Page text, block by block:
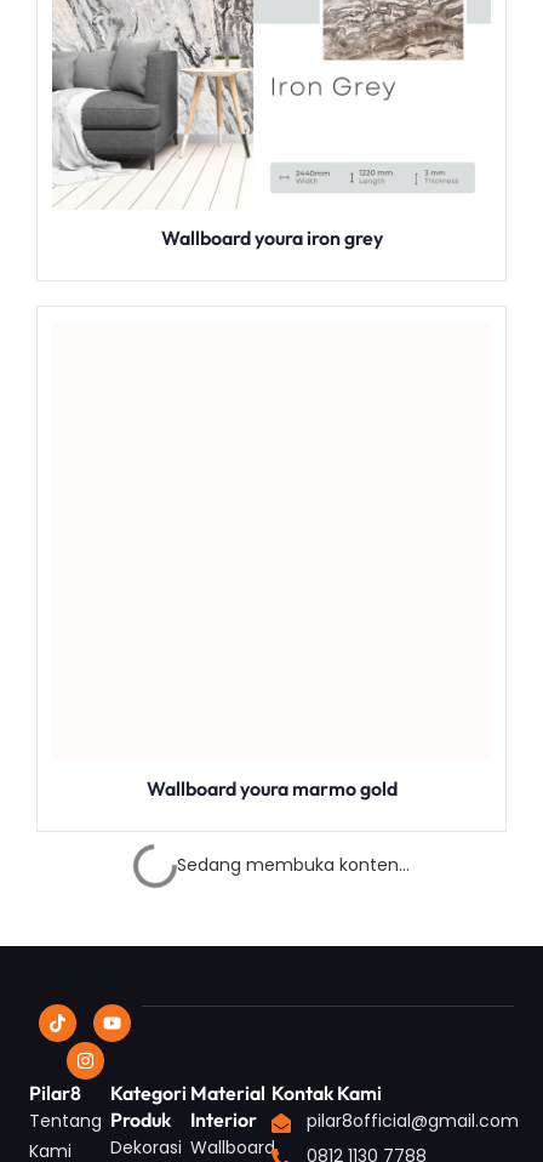
Wallboard youra iron grey
Wallboard youra marmo gold
Sedang membuka konten...
Pilar8
Tentang
Kami
Kategori
Produk
Dekorasi
Material
Interior
Wallboard
Kontak Kami
pilar8official@gmail.com
0812 1130 7788